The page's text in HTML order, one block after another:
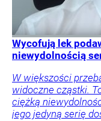
Wycofują lek
niewydolnością
W większości
widoczne cząstki.
ciężką
jego jedyną serię